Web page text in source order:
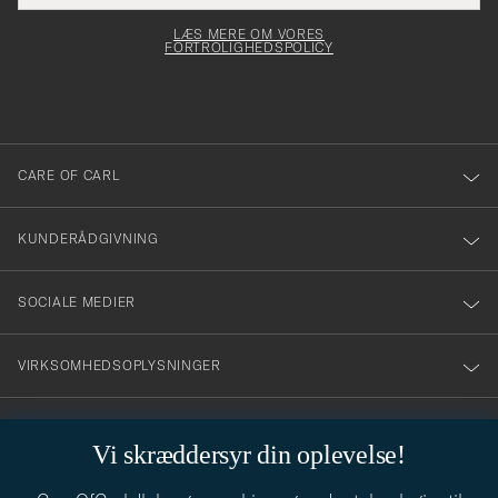
Vi skræddersyr din oplevelse!
skal
för
dig
till
vårt
nyhetsbrev!
LÆS MERE OM VORES
FORTROLIGHEDSPOLICY
CARE OF CARL
KUNDERÅDGIVNING
SOCIALE MEDIER
VIRKSOMHEDSOPLYSNINGER